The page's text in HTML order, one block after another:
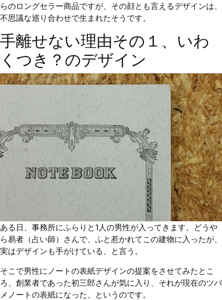
らのロングセラー商品ですが、その顔とも言えるデザインは、
不思議な巡り合わせで生まれたそうです。
手離せない理由その１、いわ
くつき？のデザイン
ある日、事務所にふらりと1人の男性が入ってきます。どうや
ら易者（占い師）さんで、ふと惹かれてこの建物に入ったが、
実はデザインも手がけている、と言う。
そこで男性にノートの表紙デザインの提案をさせてみたとこ
ろ、創業者であった初三郎さんが気に入り、それが現在のツバ
メノートの表紙になった、というのです。